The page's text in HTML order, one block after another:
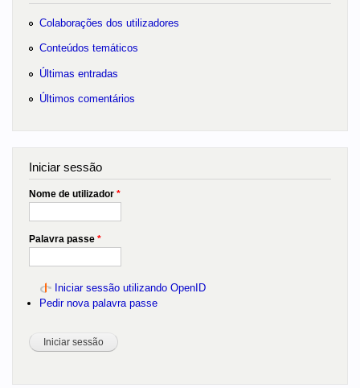
Colaborações dos utilizadores
Conteúdos temáticos
Últimas entradas
Últimos comentários
Iniciar sessão
Nome de utilizador *
Palavra passe *
Iniciar sessão utilizando OpenID
Pedir nova palavra passe